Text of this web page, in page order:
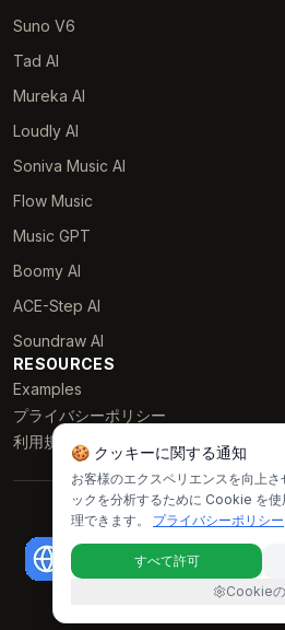
Suno V6
Tad AI
Mureka AI
Loudly AI
Soniva Music AI
Flow Music
Music GPT
Boomy AI
ACE-Step AI
Soundraw AI
RESOURCES
Examples
プライバシーポリシー
利用規約
© 2025 • Lyria 4 All
🍪 クッキーに関する通知
お客様のエクスペリエンスを向上
ックを分析するために Cookie を
理できます。
プライバシーポリシー
すべて許可
Cookie